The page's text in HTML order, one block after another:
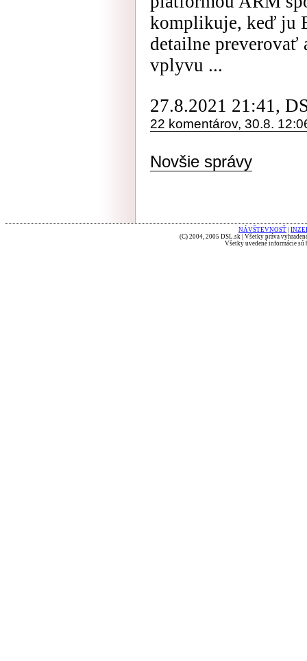
komplikuje, keď ju
detailne preverovať
vplyvu ...
27.8.2021 21:41,
22 komentárov, 30.8.
Novšie správy
NÁVŠTEVNOSŤ
(C) 2004, 2005 DSL.sk | Všetky práva
Všetky uvedené informácie sú